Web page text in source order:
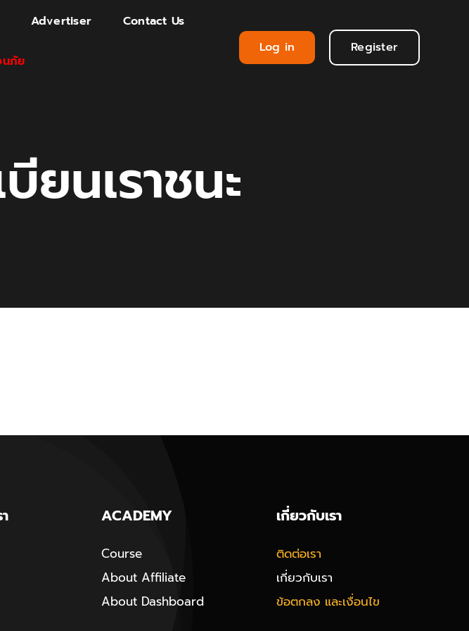
Advertiser Contact Us
นภัย
Log in Register
ยนเราชนะ
ACADEMY
Course
About Affiliate
About Dashboard
เกี่ยวกับเรา
ติดต่อเรา
เกี่ยวกับเรา
ข้อตกลง และเงื่อนไข